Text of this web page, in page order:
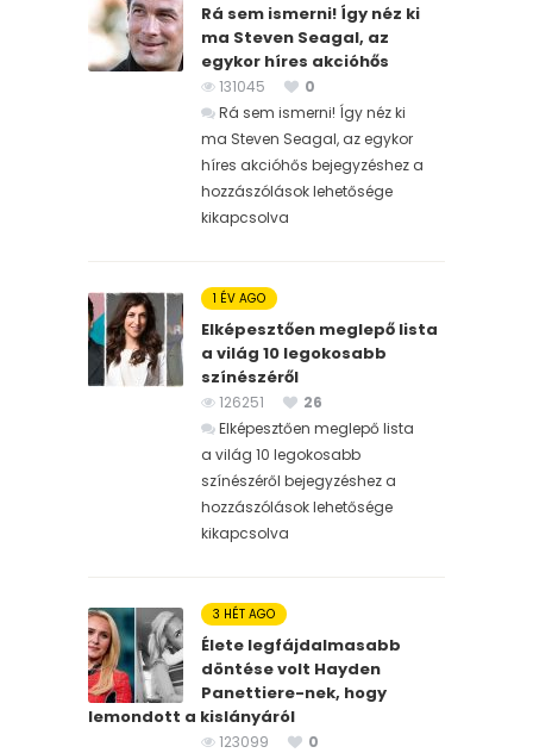
Rá sem ismerni! Így néz ki
ma Steven Seagal, az
egykor híres akcióhős
131045
0
Rá sem ismerni! Így néz ki
ma Steven Seagal, az egykor
híres akcióhős bejegyzéshez a
hozzászólások lehetősége
kikapcsolva
1 ÉV AGO
Elképesztően meglepő lista
a világ 10 legokosabb
színészéről
126251
26
Elképesztően meglepő lista
a világ 10 legokosabb
színészéről bejegyzéshez a
hozzászólások lehetősége
kikapcsolva
3 HÉT AGO
Élete legfájdalmasabb
döntése volt Hayden
Panettiere-nek, hogy
lemondott a kislányáról
123099
0